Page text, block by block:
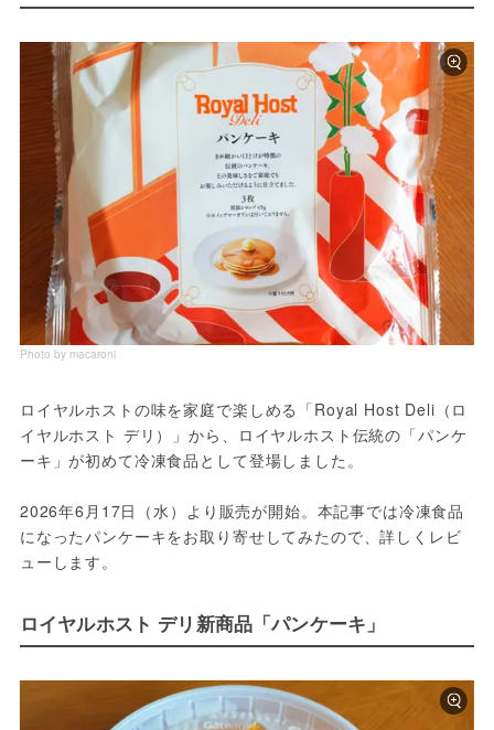
Photo by macaroni
ロイヤルホストの味を家庭で楽しめる「Royal Host Deli（ロ
イヤルホスト デリ）」から、ロイヤルホスト伝統の「パンケ
ーキ」が初めて冷凍食品として登場しました。
2026年6月17日（水）より販売が開始。本記事では冷凍食品
になったパンケーキをお取り寄せしてみたので、詳しくレビ
ューします。
ロイヤルホスト デリ新商品「パンケーキ」